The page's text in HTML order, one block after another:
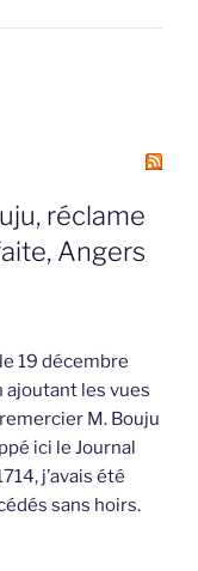
réclame
Angers
19 décembre
ajoutant les vues
M. Bouju
ici le Journal
j’avais été
sans hoirs.